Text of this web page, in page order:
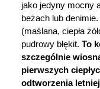
jako jedyny mocny
beżach lub
(maślana, ciepła
pudrowy błękit. To
szczególnie
pierwszych
odtworzenia